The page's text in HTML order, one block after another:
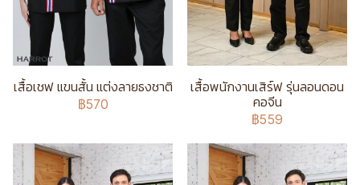
เสื้อเชฟ แขนสั้น แต่งลายธงชาติ
฿570
เสื้อพนักงานเสิร์ฟ รุ่นลอนดอน
คอจีน
฿559